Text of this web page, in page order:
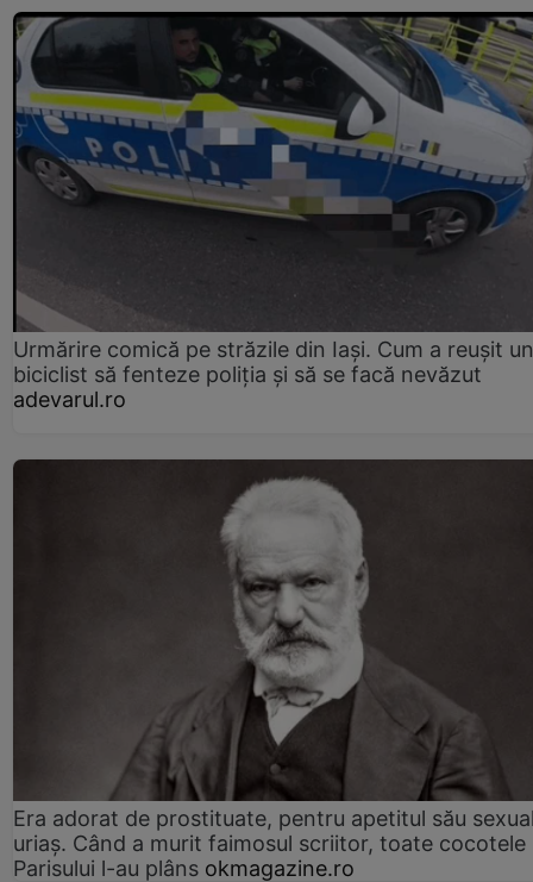
Urmărire comică pe străzile din Iași. Cum a reușit un
biciclist să fenteze poliția și să se facă nevăzut
adevarul.ro
Era adorat de prostituate, pentru apetitul său
uriaș. Când a murit faimosul scriitor, toate cocotele
Parisului l-au plâns okmagazine.ro